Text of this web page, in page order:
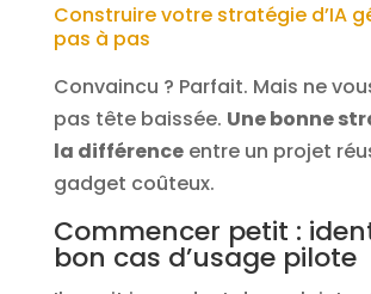
Construire votre stratégie d’IA
pas à pas
Convaincu ? Parfait. Mais ne
pas tête baissée. Une bonne
la différenceentre un projet
gadget coûteux.
Commencer petit :
bon cas d’usage pilote